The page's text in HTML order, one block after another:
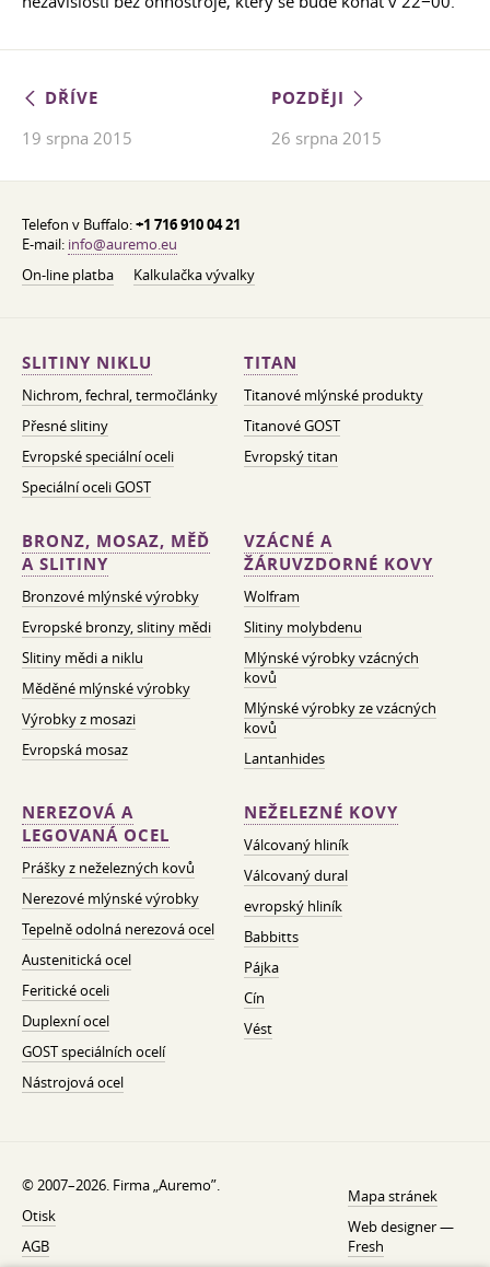
DŘÍVE
19 srpna 2015
POZDĚJI
26 srpna 2015
Telefon v Buffalo:+1 716 910 04 21
E-mail: info@auremo.eu
On-line platba
Kalkulačka vývalky
SLITINY NIKLU
Nichrom, fechral, termočlánky
Přesné slitiny
Evropské speciální oceli
Speciální oceli GOST
TITAN
Titanové mlýnské produkty
Titanové GOST
Evropský titan
BRONZ, MOSAZ, MĚĎ
A SLITINY
Bronzové mlýnské výrobky
Evropské bronzy, slitiny mědi
Slitiny mědi a niklu
Měděné mlýnské výrobky
Výrobky z mosazi
Evropská mosaz
VZÁCNÉ A
ŽÁRUVZDORNÉ KOVY
Wolfram
Slitiny molybdenu
Mlýnské výrobky vzácných
kovů
Mlýnské výrobky ze vzácných
kovů
Lantanhides
NEREZOVÁ A
LEGOVANÁ OCEL
Prášky z neželezných kovů
Nerezové mlýnské výrobky
Tepelně odolná nerezová ocel
Austenitická ocel
Feritické oceli
Duplexní ocel
GOST speciálních ocelí
Nástrojová ocel
NEŽELEZNÉ KOVY
Válcovaný hliník
Válcovaný dural
evropský hliník
Babbitts
Pájka
Cín
Vést
© 2007–2026. Firma „Auremo”.
Otisk
AGB
Mapa stránek
Web designer —
Fresh